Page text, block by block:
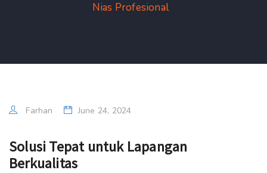
Nias Profesional
Farhan June 24, 2024
Solusi Tepat untuk Lapangan
Berkualitas